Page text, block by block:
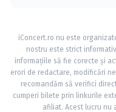
iConcert.ro nu este
nostru este strict
informațiile să fie corecte și
erori de redactare, modificări
recomandăm să verifici
cumperi bilete prin linkurile
afiliat. Acest lucru nu